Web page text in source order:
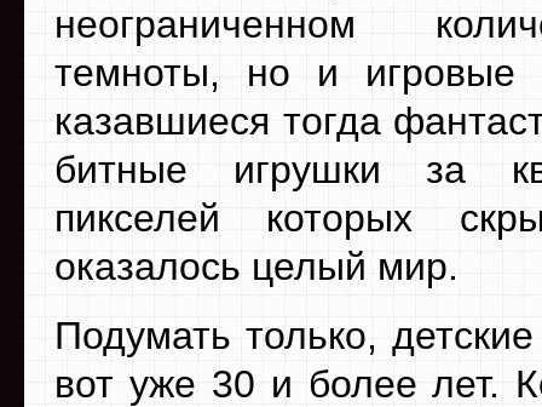
неограниченном
темноты, но и игровые
казавшиеся тогда
битные игрушки за
пикселей которых
оказалось целый мир.
Подумать только,
вот уже 30 и более лет.